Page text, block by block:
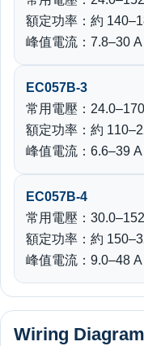
額定功率：約
峰值電流：7.8–30 A
EC057B-3
常用電壓：
額定功率：約
峰值電流：6.6–39 A
EC057B-4
常用電壓：
額定功率：約
峰值電流：9.0–48 A
Wiring